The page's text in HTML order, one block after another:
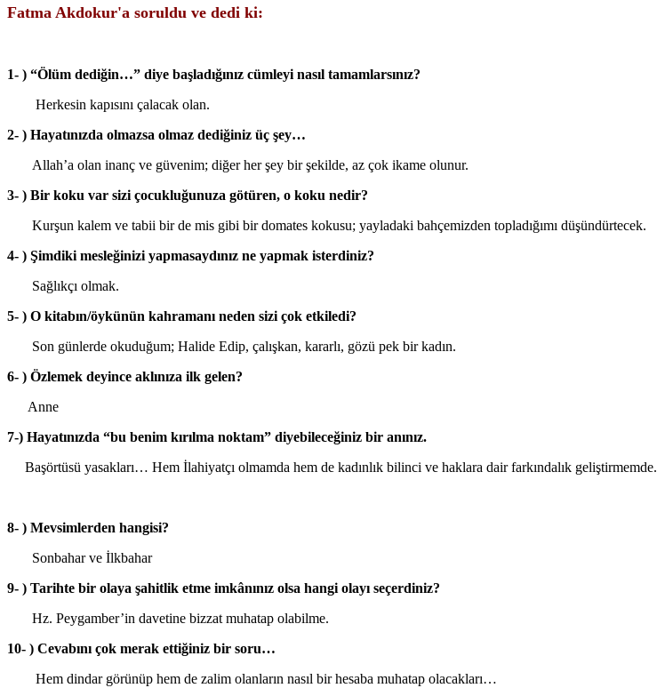
Fatma Akdokur'a soruldu ve dedi ki:
1- ) “Ölüm dediğin…” diye başladığınız cümleyi nasıl tamamlarsınız?
Herkesin kapısını çalacak olan.
2- ) Hayatınızda olmazsa olmaz dediğiniz üç şey…
Allah’a olan inanç ve güvenim; diğer her şey bir şekilde, az çok ikame olunur.
3- ) Bir koku var sizi çocukluğunuza götüren, o koku nedir?
Kurşun kalem ve tabii bir de mis gibi bir domates kokusu; yayladaki bahçemizden topladığımı düşündürtecek.
4- ) Şimdiki mesleğinizi yapmasaydınız ne yapmak isterdiniz?
Sağlıkçı olmak.
5- ) O kitabın/öykünün kahramanı neden sizi çok etkiledi?
Son günlerde okuduğum; Halide Edip, çalışkan, kararlı, gözü pek bir kadın.
6- ) Özlemek deyince aklınıza ilk gelen?
Anne
7-) Hayatınızda “bu benim kırılma noktam” diyebileceğiniz bir anınız.
Başörtüsü yasakları… Hem İlahiyatçı olmamda hem de kadınlık bilinci ve haklara dair farkındalık geliştirmemde.
8- ) Mevsimlerden hangisi?
Sonbahar ve İlkbahar
9- ) Tarihte bir olaya şahitlik etme imkânınız olsa hangi olayı seçerdiniz?
Hz. Peygamber’in davetine bizzat muhatap olabilme.
10- ) Cevabını çok merak ettiğiniz bir soru…
Hem dindar görünüp hem de zalim olanların nasıl bir hesaba muhatap olacakları…